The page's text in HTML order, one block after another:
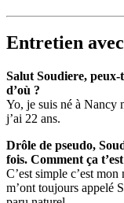
Entretien
Salut Soudiere,
d’où ?
Yo, je suis né à Nancy
j’ai 22 ans.
Drôle de pseudo,
fois. Comment ça
C’est simple c’est
m’ont toujours appelé